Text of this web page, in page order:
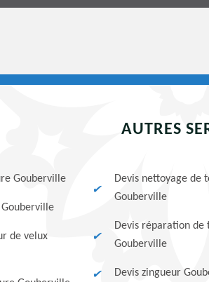
AUTRES
Gouberville
de velux
Devis nettoyage de
Gouberville
Devis réparation de
Gouberville
Devis zingueur